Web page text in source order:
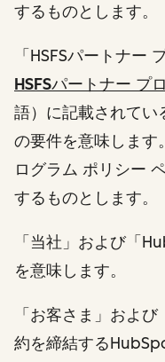
するものとします。
「HSFSパートナー
HSFSパートナー プ
語） に記載されてい
の要件を意味します
ログラム ポリシー
するものとします。
「当社」および「
を意味します。
「お客さま」およ
約を締結する